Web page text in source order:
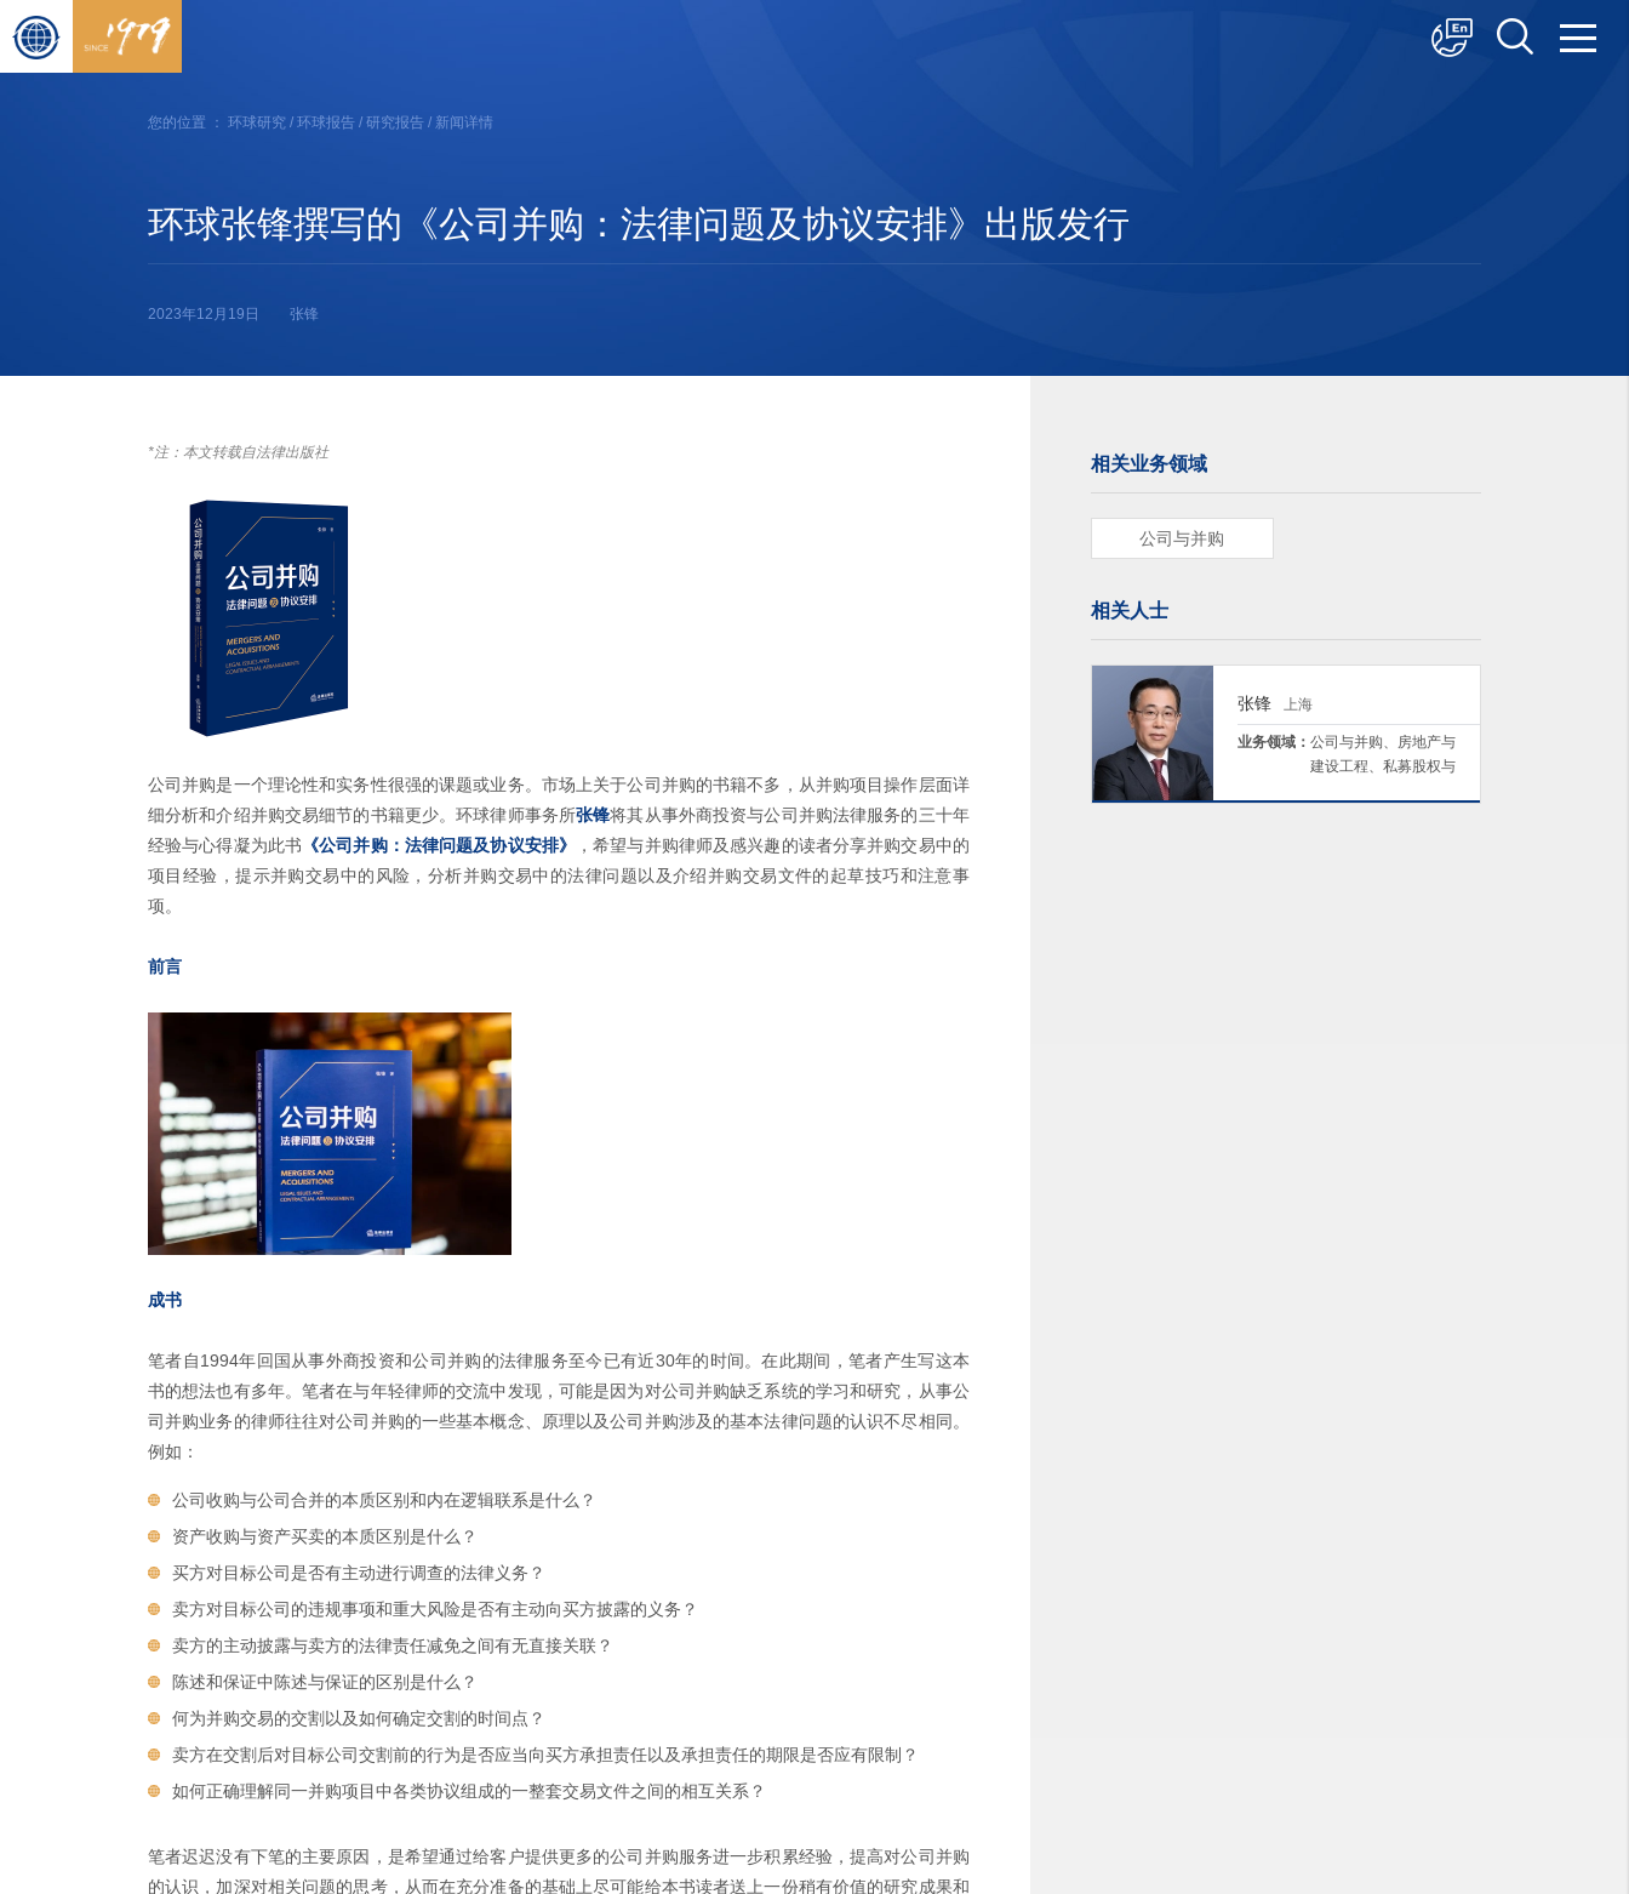
您的位置 ： 环球研究 / 环球报告 / 研究报告 / 新闻详情
环球张锋撰写的《公司并购：法律问题及协议安排》出版发行
2023年12月19日 张锋
*注：本文转载自法律出版社
公司并购是一个理论性和实务性很强的课题或业务。市场上关于公司并购的书籍不多，从并购项目操作层面详
细分析和介绍并购交易细节的书籍更少。环球律师事务所张锋将其从事外商投资与公司并购法律服务的三十年
经验与心得凝为此书 《公司并购：法律问题及协议安排》
，希望与并购律师及感兴趣的读者分享并购交易中的
项目经验，提示并购交易中的风险，分析并购交易中的法律问题以及介绍并购交易文件的起草技巧和注意事
项。
前言
成书
笔者自1994年回国从事外商投资和公司并购的法律服务至今已有近30年的时间。在此期间，笔者产生写这本
书的想法也有多年。笔者在与年轻律师的交流中发现，可能是因为对公司并购缺乏系统的学习和研究，从事公
司并购业务的律师往往对公司并购的一些基本概念、原理以及公司并购涉及的基本法律问题的认识不尽相同。
例如：
公司收购与公司合并的本质区别和内在逻辑联系是什么？
资产收购与资产买卖的本质区别是什么？
买方对目标公司是否有主动进行调查的法律义务？
卖方对目标公司的违规事项和重大风险是否有主动向买方披露的义务？
卖方的主动披露与卖方的法律责任减免之间有无直接关联？
陈述和保证中陈述与保证的区别是什么？
何为并购交易的交割以及如何确定交割的时间点？
卖方在交割后对目标公司交割前的行为是否应当向买方承担责任以及承担责任的期限是否应有限制？
如何正确理解同一并购项目中各类协议组成的一整套交易文件之间的相互关系？
笔者迟迟没有下笔的主要原因，是希望通过给客户提供更多的公司并购服务进一步积累经验，提高对公司并购
的认识，加深对相关问题的思考，从而在充分准备的基础上尽可能给本书读者送上一份稍有价值的研究成果和
相关业务领域
公司与并购
相关人士
张锋 上海
业务领域： 公司与并购、房地产与
建设工程、私募股权与